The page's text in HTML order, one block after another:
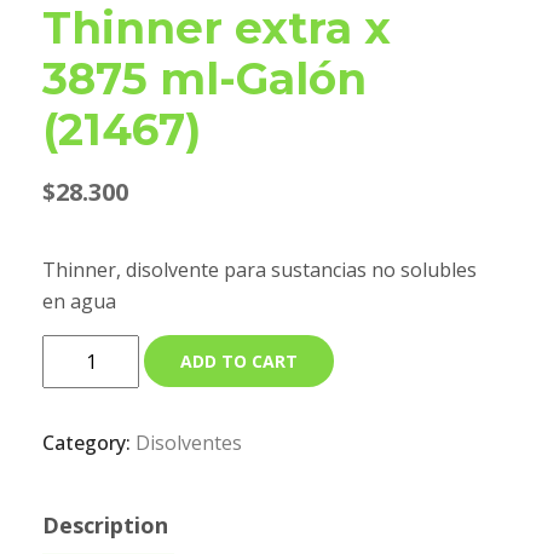
Thinner extra x
3875 ml-Galón
(21467)
$28.300
Thinner, disolvente para sustancias no solubles
en agua
ADD TO CART
Category: Disolventes
Description